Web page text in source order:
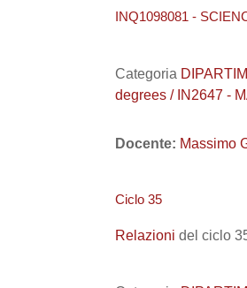
INQ1098081 -
Categoria
degrees / IN2647 -
Docente: Massimo
Ciclo 35
Relazioni del ciclo